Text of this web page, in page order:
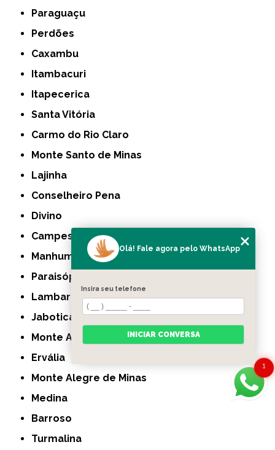
Paraguaçu
Perdões
Caxambu
Itambacuri
Itapecerica
Santa Vitória
Carmo do Rio Claro
Monte Santo de Minas
Lajinha
Conselheiro Pena
Divino
Campestre
Manhumirim
Paraisópolis
Lambari
Jaboticatubas
Monte Azul
Ervália
Monte Alegre de Minas
Medina
Barroso
Turmalina
1
Olá! Fale agora pelo WhatsApp
Insira seu telefone
INICIAR CONVERSA